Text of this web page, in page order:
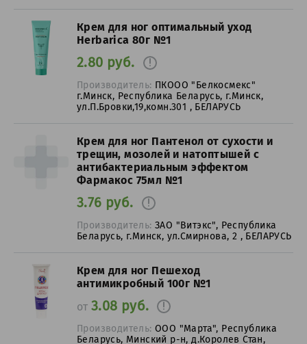
Крем для ног оптимальный уход
Herbarica 80г №1
2.80 руб.
Производитель: ПКООО "Белкосмекс"
г.Минск, Республика Беларусь, г.Минск,
ул.П.Бровки,19,комн.301 , БЕЛАРУСЬ
Крем для ног Пантенол от сухости и
трещин, мозолей и натоптышей с
антибактериальным эффектом
Фармакос 75мл №1
3.76 руб.
Производитель:ЗАО "Витэкс", Республика
Беларусь, г.Минск, ул.Смирнова, 2 , БЕЛАРУСЬ
Крем для ног Пешеход
антимикробный 100г №1
от 3.08 руб.
Производитель:ООО "Марта", Республика
Беларусь, Минский р-н, д.Королев Стан,